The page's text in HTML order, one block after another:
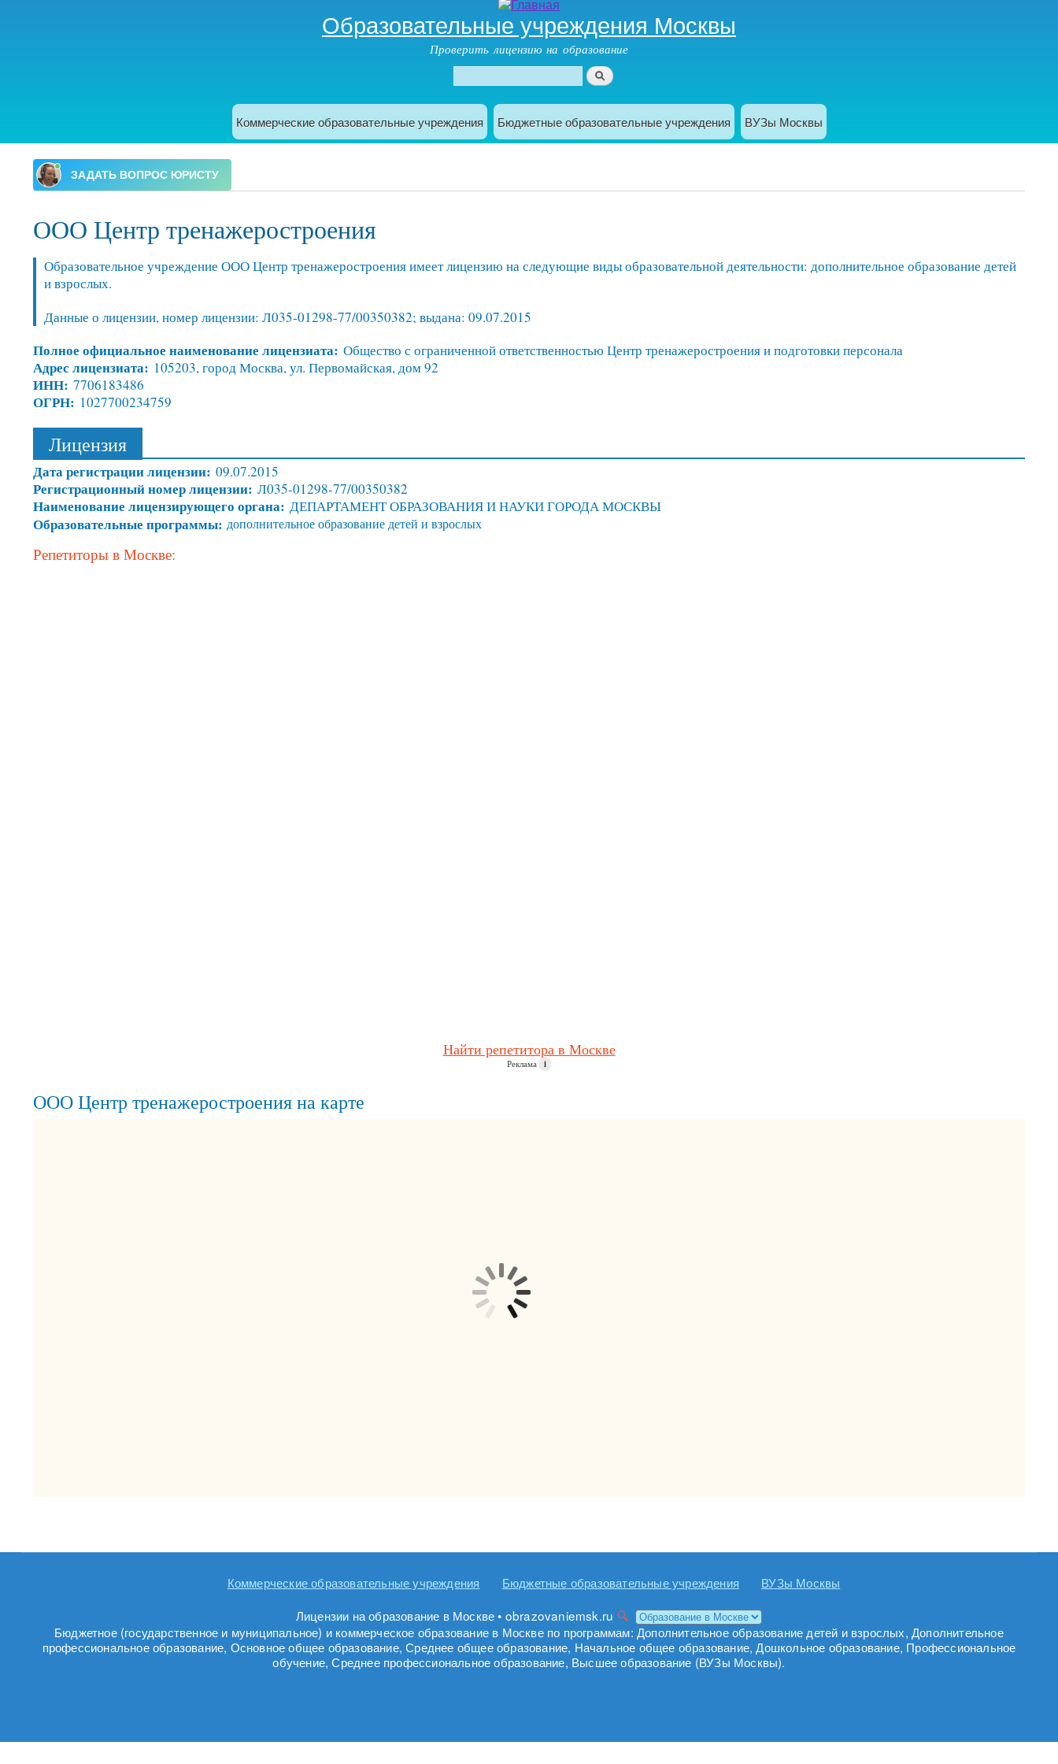
Образовательные учреждения Москвы
Проверить лицензию на образование
Коммерческие образовательные учреждения Бюджетные образовательные учреждения ВУЗы Москвы
ООО Центр тренажеростроения
Образовательное учреждение ООО Центр тренажеростроения имеет лицензию на следующие виды образовательной деятельности: дополнительное образование детей
и взрослых.
Данные о лицензии, номер лицензии: Л035-01298-77/00350382; выдана: 09.07.2015
Полное официальное наименование лицензиата: Общество с ограниченной ответственностью Центр тренажеростроения и подготовки персонала
Адрес лицензиата: 105203, город Москва, ул. Первомайская, дом 92
ИНН: 7706183486
ОГРН: 1027700234759
Лицензия
Дата регистрации лицензии: 09.07.2015
Регистрационный номер лицензии: Л035-01298-77/00350382
Наименование лицензирующего органа: ДЕПАРТАМЕНТ ОБРАЗОВАНИЯ И НАУКИ ГОРОДА МОСКВЫ
Образовательные программы: дополнительное образование детей и взрослых
Репетиторы в Москве:
Найти репетитора в Москве
Реклама i
ООО Центр тренажеростроения на карте
Коммерческие образовательные учреждения Бюджетные образовательные учреждения
ВУЗы Москвы
Лицензии на образование в Москве • obrazovaniemsk.ru
Бюджетное (государственное и муниципальное) и коммерческое образование в Москве по программам: Дополнительное образование детей и взрослых, Дополнительное
профессиональное образование, Основное общее образование, Среднее общее образование, Начальное общее образование, Дошкольное образование, Профессиональное
обучение, Среднее профессиональное образование, Высшее образование (ВУЗы Москвы).